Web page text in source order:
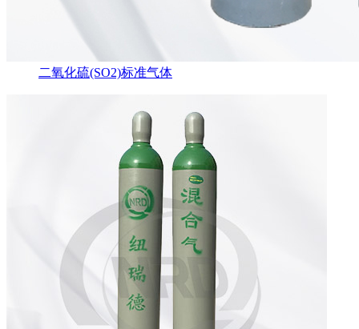
二氧化硫(SO2)标准气体